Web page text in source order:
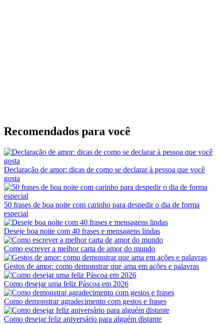
Recomendados para você
Declaração de amor: dicas de como se declarar à pessoa que você
gosta
50 frases de boa noite com carinho para despedir o dia de forma
especial
Deseje boa noite com 40 frases e mensagens lindas
Como escrever a melhor carta de amor do mundo
Gestos de amor: como demonstrar que ama em ações e palavras
Como desejar uma feliz Páscoa em 2026
Como demonstrar agradecimento com gestos e frases
Como desejar feliz aniversário para alguém distante